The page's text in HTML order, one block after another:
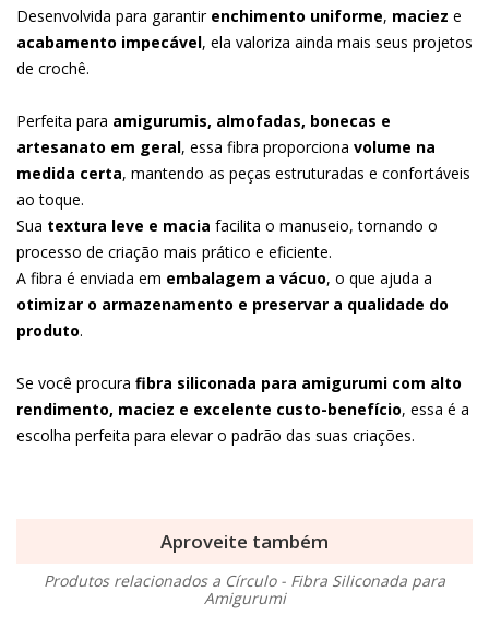
Desenvolvida para garantir enchimento uniforme, maciez e
acabamento impecável, ela valoriza ainda mais seus projetos
de crochê.
Perfeita para amigurumis, almofadas, bonecas e
artesanato em geral, essa fibra proporciona volume na
medida certa, mantendo as peças estruturadas e confortáveis
ao toque.
Sua textura leve e macia facilita o manuseio, tornando o
processo de criação mais prático e eficiente.
A fibra é enviada em embalagem a vácuo, o que ajuda a
otimizar o armazenamento e preservar a qualidade do
produto.
Se você procura fibra siliconada para amigurumi com alto
rendimento, maciez e excelente custo-benefício, essa é a
escolha perfeita para elevar o padrão das suas criações.
Aproveite também
Produtos relacionados a Círculo - Fibra Siliconada para
Amigurumi